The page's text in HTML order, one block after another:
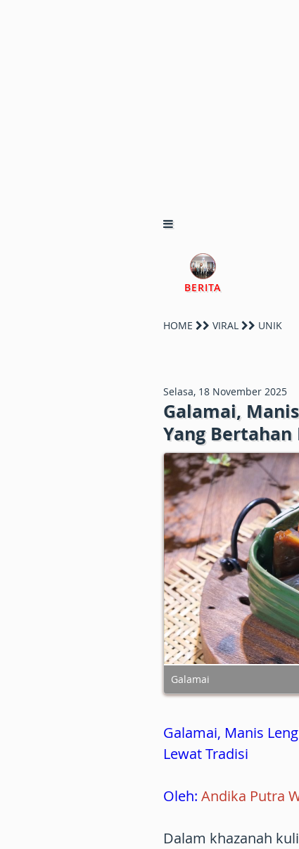
BERITA
HOME VIRAL UNIK
Selasa, 18 November 2025
Galamai,
Yang
Galamai
Galamai, Manis
Lewat Tradisi
Oleh: Andika Putra
Dalam khazanah